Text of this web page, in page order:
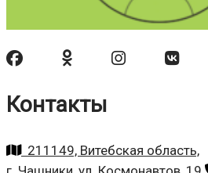
Контакты
211149, Витебская область,